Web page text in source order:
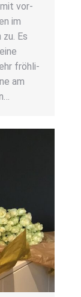
mit vor­
im
Es
fröh­li­
am